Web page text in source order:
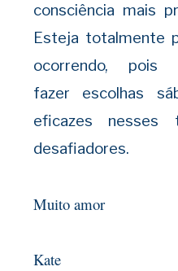
consciência mais
Esteja totalmente
ocorrendo,
fazer escolhas
eficazes nesses
desafiadores.
Muito amor
Kate